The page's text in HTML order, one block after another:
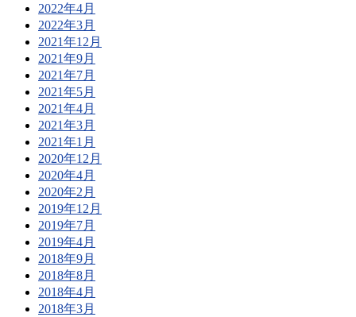
2022年4月
2022年3月
2021年12月
2021年9月
2021年7月
2021年5月
2021年4月
2021年3月
2021年1月
2020年12月
2020年4月
2020年2月
2019年12月
2019年7月
2019年4月
2018年9月
2018年8月
2018年4月
2018年3月